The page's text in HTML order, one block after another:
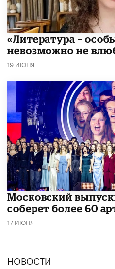
​«Литература –
невозможно не
19 ИЮНЯ
Московский
соберет более 60
17 ИЮНЯ
НОВОСТИ